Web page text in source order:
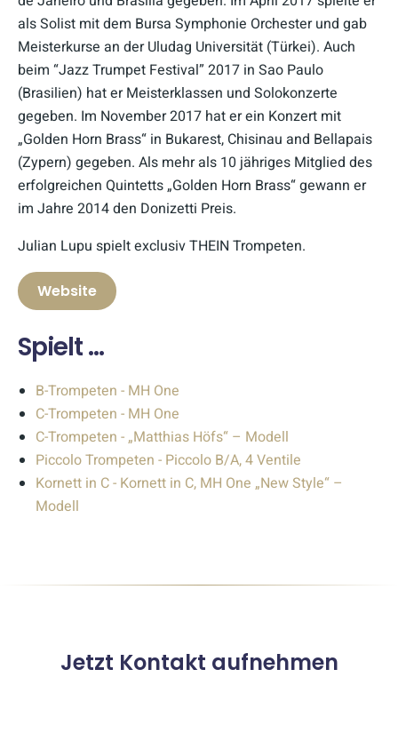
als Solist mit dem Bursa Symphonie Orchester und gab
Meisterkurse an der Uludag Universität (Türkei). Auch
beim “Jazz Trumpet Festival” 2017 in Sao Paulo
(Brasilien) hat er Meisterklassen und Solokonzerte
gegeben. Im November 2017 hat er ein Konzert mit
„Golden Horn Brass“ in Bukarest, Chisinau and Bellapais
(Zypern) gegeben. Als mehr als 10 jähriges Mitglied des
erfolgreichen Quintetts „Golden Horn Brass“ gewann er
im Jahre 2014 den Donizetti Preis.
Julian Lupu spielt exclusiv THEIN Trompeten.
Website
Spielt ...
B-Trompeten - MH One
C-Trompeten - MH One
C-Trompeten - „Matthias Höfs“ – Modell
Piccolo Trompeten - Piccolo B/A, 4 Ventile
Kornett in C - Kornett in C, MH One „New Style“ –
Modell
Jetzt Kontakt aufnehmen